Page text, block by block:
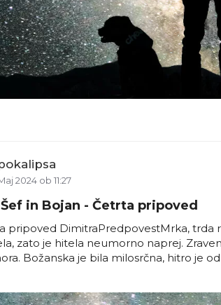
2024 ob 11:27
in Bojan - Četrta pripoved
pripoved DimitraPredpovestMrka, trda
zato je hitela neumorno naprej.
Božanska je bila milosrčna, hitro je